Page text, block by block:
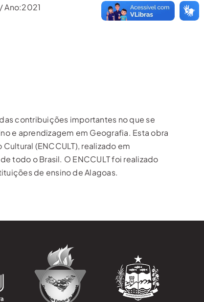
Ano:2021
contribuições importantes no que se
e aprendizagem em Geografia. Esta obra
(ENCCULT), realizado em
todo o Brasil. O ENCCULT foi realizado
de ensino de Alagoas.